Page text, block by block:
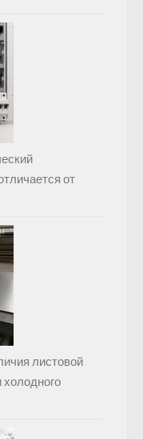
от
листовой
холодного